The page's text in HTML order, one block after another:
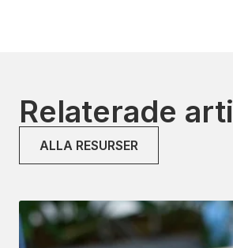
Relaterade
ALLA RESURSER